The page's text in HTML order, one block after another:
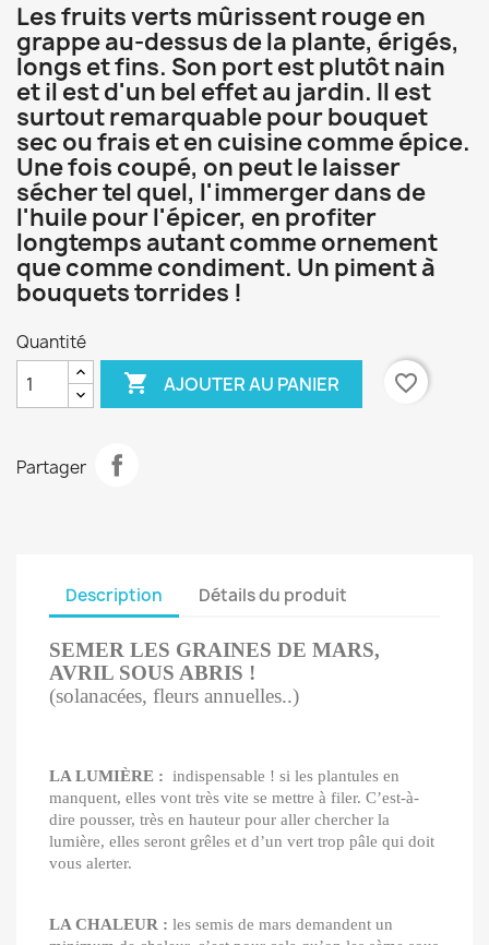
Les fruits verts mûrissent rouge en
grappe au-dessus de la plante, érigés,
longs et fins. Son port est plutôt nain
et il est d'un bel effet au jardin. Il est
surtout remarquable pour bouquet
sec ou frais et en cuisine comme épice.
Une fois coupé, on peut le laisser
sécher tel quel, l'immerger dans de
l'huile pour l'épicer, en profiter
longtemps autant comme ornement
que comme condiment. Un piment à
bouquets torrides !
Quantité
 AJOUTER AU PANIER favorite_border
Partager
Description Détails du produit
SEMER LES GRAINES DE MARS,
AVRIL SOUS ABRIS !
(solanacées, fleurs annuelles..)
LA LUMIÈRE : indispensable ! si les plantules en
manquent, elles vont très vite se mettre à filer. C’est-à-
dire pousser, très en hauteur pour aller chercher la
lumière, elles seront grêles et d’un vert trop pâle qui doit
vous alerter.
LA CHALEUR : les semis de mars demandent un